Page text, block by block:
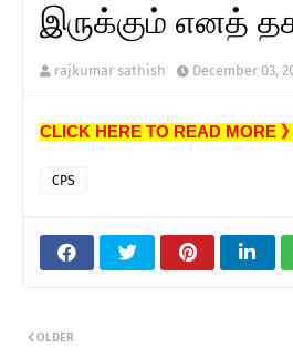
இருக்கும் எனத்
rajkumar sathish December 03,
CLICK HERE TO READ MORE
CPS
OLDER